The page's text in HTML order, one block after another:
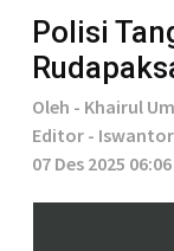
Polisi
Oleh - Khairul
Editor -
07 Des 2025